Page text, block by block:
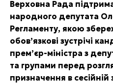
Верховна Рада
народного депутата
Регламенту, якою
обов’язкові зустрічі
прем’єр-міністра з
та групами перед
призначення в сесійній